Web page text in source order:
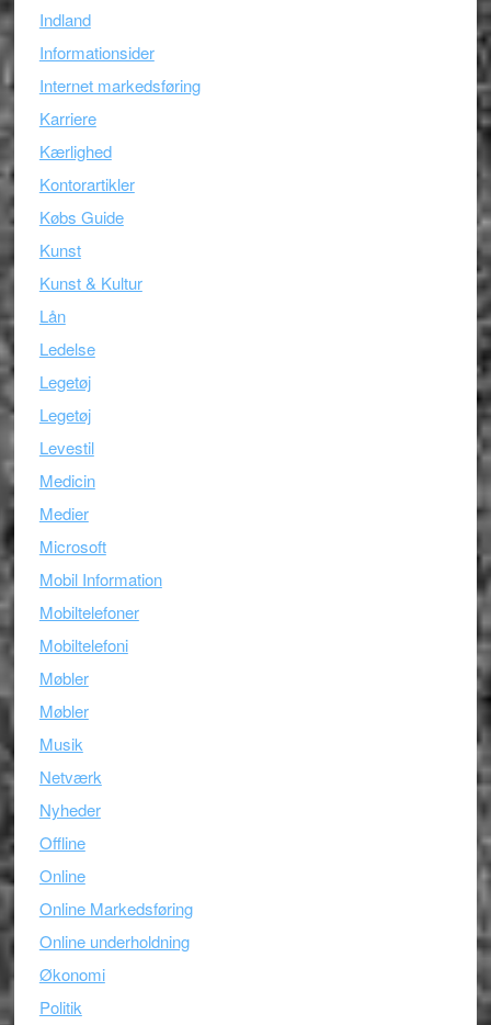
Indland
Informationsider
Internet markedsføring
Karriere
Kærlighed
Kontorartikler
Købs Guide
Kunst
Kunst & Kultur
Lån
Ledelse
Legetøj
Legetøj
Levestil
Medicin
Medier
Microsoft
Mobil Information
Mobiltelefoner
Mobiltelefoni
Møbler
Møbler
Musik
Netværk
Nyheder
Offline
Online
Online Markedsføring
Online underholdning
Økonomi
Politik